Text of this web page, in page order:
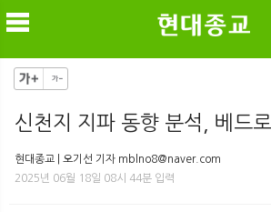
신천지 지파 동향 분석, 베드
현대종교 | 오기선 기자 mblno8@naver.com
2025년 06월 18일 08시 44분 입력